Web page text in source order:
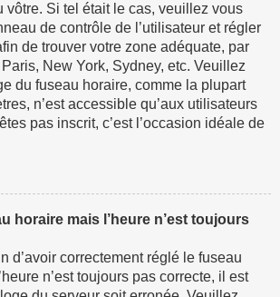
vôtre. Si tel était le cas, veuillez vous
de contrôle de l’utilisateur et régler
de trouver votre zone adéquate, par
New York, Sydney, etc. Veuillez
du fuseau horaire, comme la plupart
n’est accessible qu’aux utilisateurs
pas inscrit, c’est l’occasion idéale de
horaire mais l’heure n’est toujours
d’avoir correctement réglé le fuseau
n’est toujours pas correcte, il est